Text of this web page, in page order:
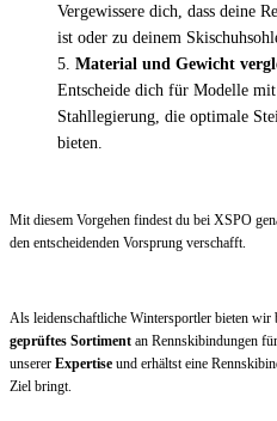
Vergewissere dich, dass deine
ist oder zu deinem
Material und Gewicht
Entscheide dich für Modelle
Stahllegierung, die optimale
bieten.
Mit diesem Vorgehen findest du bei XSPO
den entscheidenden Vorsprung verschafft.
Als leidenschaftliche Wintersportler bieten wir
geprüftes Sortiment an Rennskibindungen
unserer Expertise und erhältst eine
Ziel bringt.